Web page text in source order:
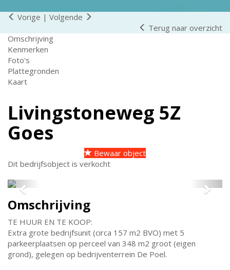
Vorige | Volgende
Terug naar overzicht
Omschrijving
Kenmerken
Foto's
Plattegronden
Kaart
Livingstoneweg 5Z
Goes
Bewaar object
Dit bedrijfsobject is verkocht
Previous Next
Omschrijving
TE HUUR EN TE KOOP:
Extra grote bedrijfsunit (circa 157 m2 BVO) met 5
parkeerplaatsen op perceel van 348 m2 groot (eigen
grond), gelegen op bedrijventerrein De Poel.